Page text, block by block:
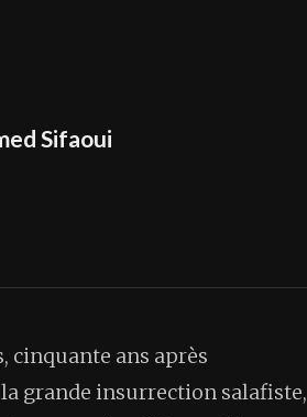
Sifaoui
cinquante ans après
grande insurrection salafiste,